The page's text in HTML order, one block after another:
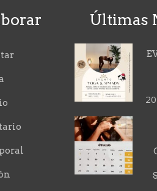
Últimas